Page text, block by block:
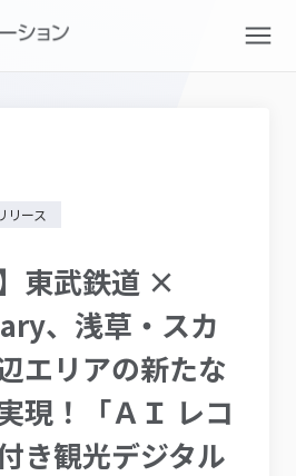
リース
東武鉄道 ×
、浅草・スカ
エリアの新たな
現！「ＡＩ レコ
き観光デジタル